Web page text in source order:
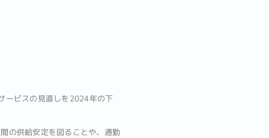
ービスの見直しを2024年の下
の供給安定を図ることや、通勤